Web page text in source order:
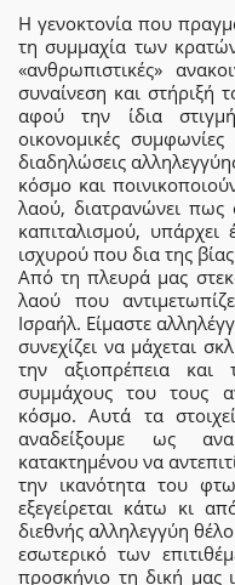
Η γενοκτονία που
τη συμμαχία των
«ανθρωπιστικές»
συναίνεση και στήριξή
αφού την ίδια
οικονομικές
διαδηλώσεις
κόσμο και
λαού, διατρανώνει πως
καπιταλισμού,
ισχυρού που δια της
Από τη πλευρά μας
λαού που
Ισραήλ. Είμαστε
συνεχίζει να μάχεται
την αξιοπρέπεια
συμμάχους του τους
κόσμο. Αυτά τα
αναδείξουμε ως
κατακτημένου να
την ικανότητα του
εξεγείρεται κάτω κι
διεθνής αλληλεγγύη
εσωτερικό των
προσκήνιο τη δική μας